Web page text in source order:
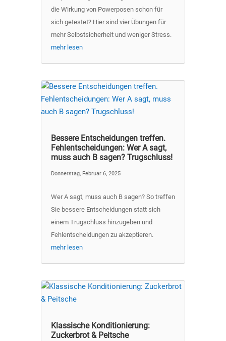
die Wirkung von Powerposen schon für
sich getestet? Hier sind vier Übungen für
mehr Selbstsicherheit und weniger Stress.
mehr lesen
Bessere Entscheidungen treffen.
Fehlentscheidungen: Wer A sagt,
muss auch B sagen? Trugschluss!
Donnerstag, Februar 6, 2025
Wer A sagt, muss auch B sagen? So treffen
Sie bessere Entscheidungen statt sich
einem Trugschluss hinzugeben und
Fehlentscheidungen zu akzeptieren.
mehr lesen
Klassische Konditionierung:
Zuckerbrot & Peitsche